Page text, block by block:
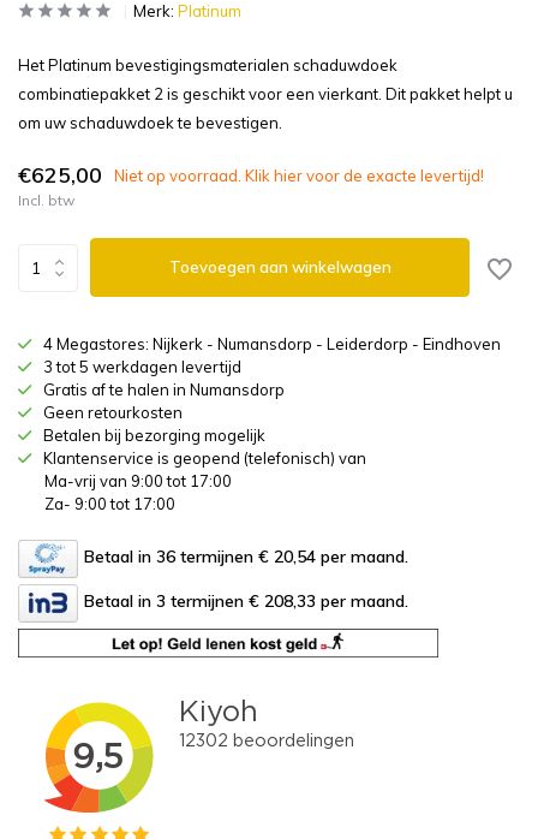
Merk: Platinum
Het Platinum bevestigingsmaterialen schaduwdoek
combinatiepakket 2 is geschikt voor een vierkant. Dit pakket helpt u
om uw schaduwdoek te bevestigen.
€625,00 Niet op voorraad. Klik hier voor de exacte levertijd!
Incl. btw
Toevoegen aan winkelwagen
4 Megastores: Nijkerk - Numansdorp - Leiderdorp - Eindhoven
3 tot 5 werkdagen levertijd
Gratis af te halen in Numansdorp
Geen retourkosten
Betalen bij bezorging mogelijk
Klantenservice is geopend (telefonisch) van
Ma-vrij van 9:00 tot 17:00
Za- 9:00 tot 17:00
Betaal in 36 termijnen € 20,54 per maand.
Betaal in 3 termijnen € 208,33 per maand.